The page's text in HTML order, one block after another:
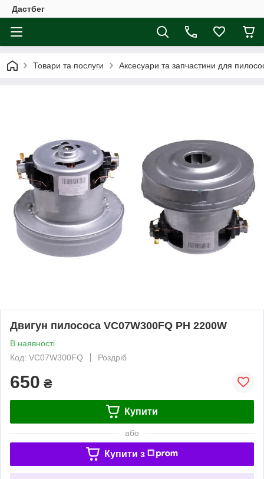
Дастбег
Товари та послуги Аксесуари та запчастини для
Двигун пилососа VC07W300FQ PH 2200W
В наявності
Код: VC07W300FQ
Роздріб
650 ₴
Купити
або
Купити з